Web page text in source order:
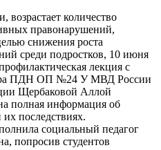
количество
правонарушений,
снижения роста
среди подростков, 10 июня
лекция с
ПДН ОП №24 У МВД России
Щербаковой Аллой
полная информация об
последствиях.
социальный педагог
попросив студентов